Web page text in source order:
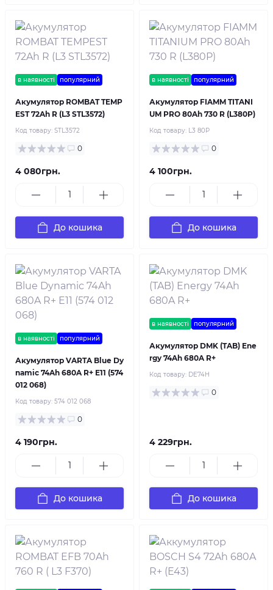
в наявності популярний
Акумулятор ROMBAT TEMP
EST 72Ah R (L3 STL3572)
Код товару: STL3572
0
4 080грн.
До кошика
в наявності популярний
Акумулятор FIAMM TITANI
UM PRO 80Ah 730 R (L380P)
Код товару: L3 80P
0
4 100грн.
До кошика
в наявності популярний
Акумулятор VARTA Blue Dy
namic 74Ah 680A R+ E11 (574
012 068)
Код товару: 574 012 068
0
4 190грн.
До кошика
в наявності популярний
Акумулятор DMK (TAB) Ene
rgy 74Ah 680A R+
Код товару: DE74H
0
4 229грн.
До кошика